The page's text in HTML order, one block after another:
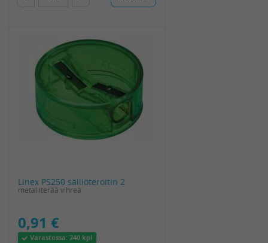
Linex PS250 säiliöteroitin 2
metalliterää vihreä
0,91 €
Varastossa:240 kpl